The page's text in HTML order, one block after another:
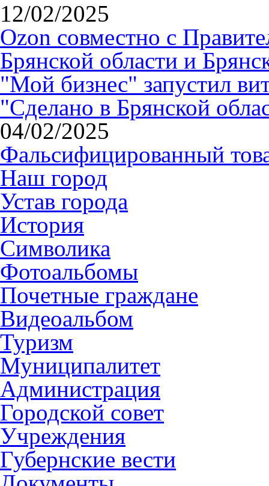
12/02/2025
Ozon совместно с
Брянской области и
"Мой бизнес" запустил
"Сделано в Брянской
04/02/2025
Фальсифицированный
Наш город
Устав города
История
Символика
Фотоальбомы
Почетные граждане
Видеоальбом
Туризм
Муниципалитет
Администрация
Городской совет
Учреждения
Губернские вести